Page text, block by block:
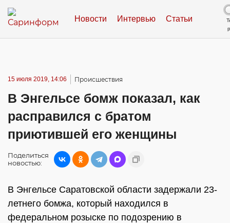
Новости Интервью Статьи
15 июля 2019, 14:06 Происшествия
В Энгельсе бомж показал, как
расправился с братом
приютившей его женщины
Поделиться
новостью:
В Энгельсе Саратовской области задержали 23-
летнего бомжа, который находился в
федеральном розыске по подозрению в